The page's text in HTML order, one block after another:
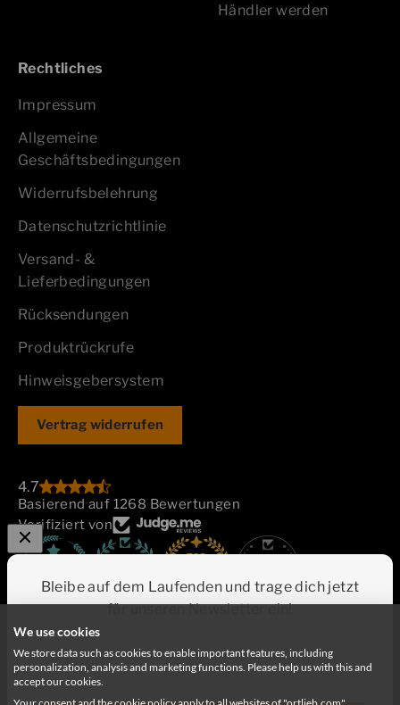
Bleibe auf dem Laufenden und trage dich jetzt
für unseren Newsletter ein!
E-Mail
Händler werden
Rechtliches
Impressum
Allgemeine
Geschäftsbedingungen
Widerrufsbelehrung
Datenschutzrichtlinie
Versand- &
Lieferbedingungen
Rücksendungen
Produktrückrufe
Hinweisgebersystem
Vertrag widerrufen
4.7
Basierend auf 1268 Bewertungen
Verifiziert von
884
We use cookies
We store data such as cookies to enable important features, including
personalization, analysis and marketing functions. Please help us with this and
accept our cookies.